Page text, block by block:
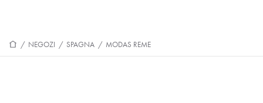
/ NEGOZI / SPAGNA / MODAS REME